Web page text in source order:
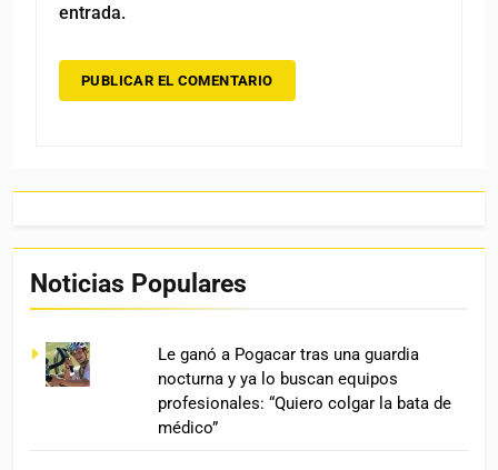
entrada.
Noticias Populares
Le ganó a Pogacar tras una guardia
nocturna y ya lo buscan equipos
profesionales: “Quiero colgar la bata de
médico”